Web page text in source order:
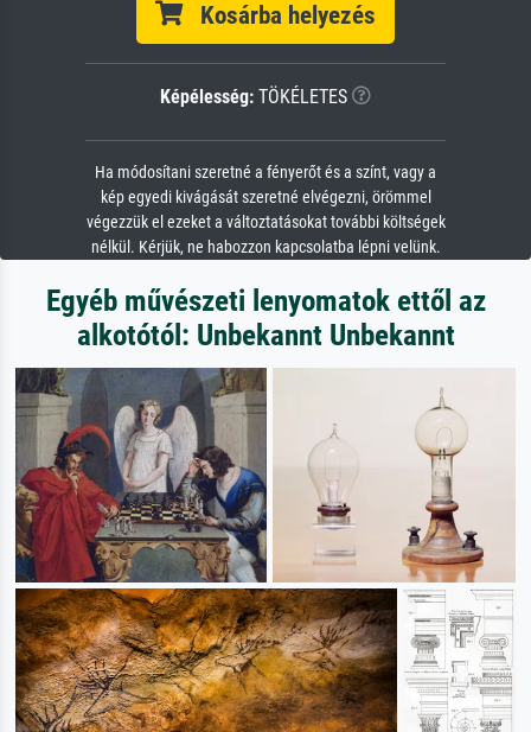
Kosárba helyezés
Képélesség: TÖKÉLETES
Ha módosítani szeretné a fényerőt és a színt, vagy a
kép egyedi kivágását szeretné elvégezni, örömmel
végezzük el ezeket a változtatásokat további költségek
nélkül. Kérjük, ne habozzon kapcsolatba lépni velünk.
Egyéb művészeti lenyomatok ettől az
alkotótól: Unbekannt Unbekannt